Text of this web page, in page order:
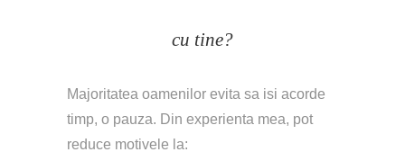
cu tine?
Majoritatea oamenilor evita sa isi acorde
timp, o pauza. Din experienta mea, pot
reduce motivele la: